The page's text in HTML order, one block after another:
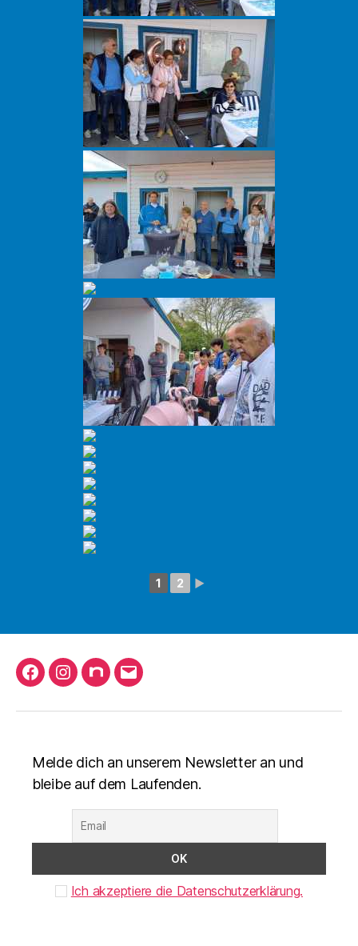
1 2 ►
FacebookInstagram
nuLigaMail
Melde dich an unserem Newsletter an und
bleibe auf dem Laufenden.
Ich akzeptiere die Datenschutzerklärung.